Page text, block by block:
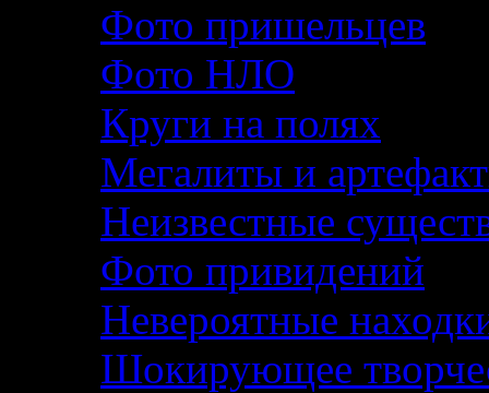
Фото пришельцев
Фото НЛО
Круги на полях
Мегалиты и
Неизвестные
Фото привидений
Невероятные
Шокирующее